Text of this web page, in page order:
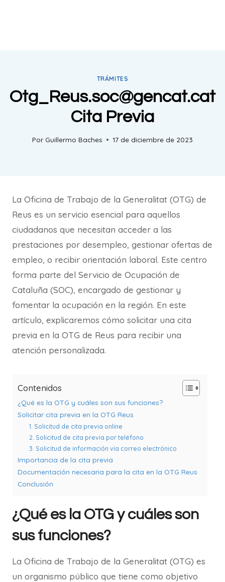
TRÁMITES
Otg_Reus.soc@gencat.cat
Cita Previa
Por Guillermo Baches 17 de diciembre de 2023
La Oficina de Trabajo de la Generalitat (OTG) de
Reus es un servicio esencial para aquellos
ciudadanos que necesitan acceder a las
prestaciones por desempleo, gestionar ofertas de
empleo, o recibir orientación laboral. Este centro
forma parte del Servicio de Ocupación de
Cataluña (SOC), encargado de gestionar y
fomentar la ocupación en la región. En este
artículo, explicaremos cómo solicitar una cita
previa en la OTG de Reus para recibir una
atención personalizada.
Contenidos
¿Qué es la OTG y cuáles son sus funciones?
Solicitar cita previa en la OTG Reus
1. Solicitud de cita previa online
2. Solicitud de cita previa por teléfono
3. Solicitud de información vía correo electrónico
Importancia de la cita previa
Documentación necesaria para la cita en la OTG Reus
Conclusión
¿Qué es la OTG y cuáles son
sus funciones?
La Oficina de Trabajo de la Generalitat (OTG) es
un organismo público que tiene como objetivo